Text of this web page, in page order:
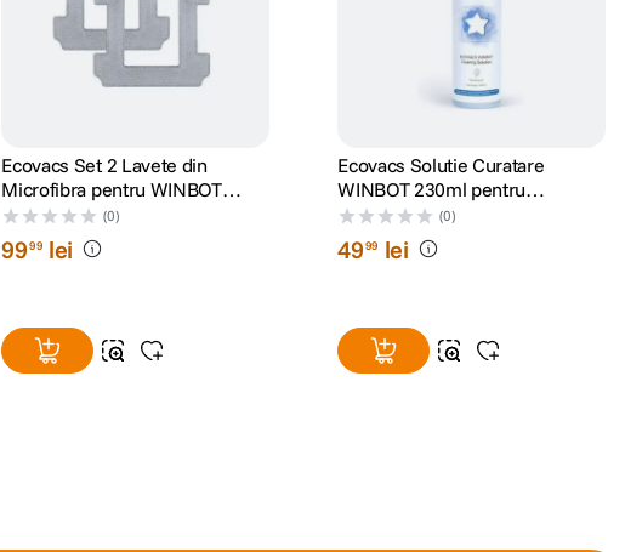
Ecovacs Set 2 Lavete din
Microfibra pentru WINBOT
W2/W2 OMNI
(0)
9999 lei
Ecovacs Solutie Curatare
WINBOT 230ml pentru
W710/730/830/850/880/920/9
30/950/X/W1PRO
(0)
4999 lei